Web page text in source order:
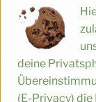
die
Abwechslung
Gaumen.
deine
(E-Privacy)